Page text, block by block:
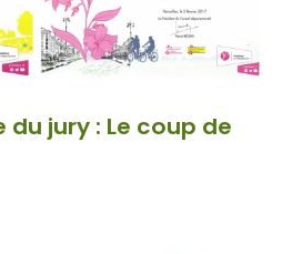
du jury : Le coup de